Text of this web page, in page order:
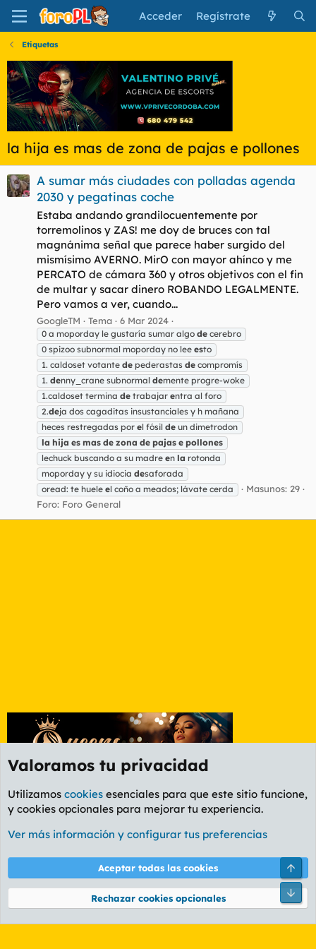
Acceder Regístrate
Etiquetas
la hija es mas de zona de pajas e pollones
A sumar más ciudades con polladas agenda
2030 y pegatinas coche
Estaba andando grandilocuentemente por
torremolinos y ZAS! me doy de bruces con tal
magnánima señal que parece haber surgido del
mismísimo AVERNO. MirO con mayor ahínco y me
PERCATO de cámara 360 y otros objetivos con el fin
de multar y sacar dinero ROBANDO LEGALMENTE.
Pero vamos a ver, cuando...
GoogleTM Tema 6 Mar 2024
0 a moporday le gustaría sumar algo de cerebro
0 spizoo subnormal moporday no lee esto
1. caldoset votante de pederastas de compromís
1. denny_crane subnormal demente progre-woke
1.caldoset termina de trabajar entra al foro
2.deja dos cagaditas insustanciales y h mañana
heces restregadas por el fósil de un dimetrodon
la hija es mas de zona de pajas e pollones
lechuck buscando a su madre en la rotonda
moporday y su idiocia desaforada
oread: te huele el coño a meados; lávate cerda
Masunos: 29
Foro: Foro General
Etiquetas
Cookies
PL OLDSTYLE AMARILLO
Términos y reglas Política de privacidad Ayuda
Community platform by XenForo® © 2010-2026 XenForo Ltd.
Valoramos tu privacidad
Utilizamos cookies esenciales para que este sitio funcione,
y cookies opcionales para mejorar tu experiencia.
Ver más información y configurar tus preferencias
Aceptar todas las cookies
Rechazar cookies opcionales
Pie